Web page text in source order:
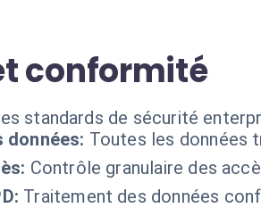
conformité
standards de sécurité
Toutes les données
Contrôle granulaire des
Traitement des données